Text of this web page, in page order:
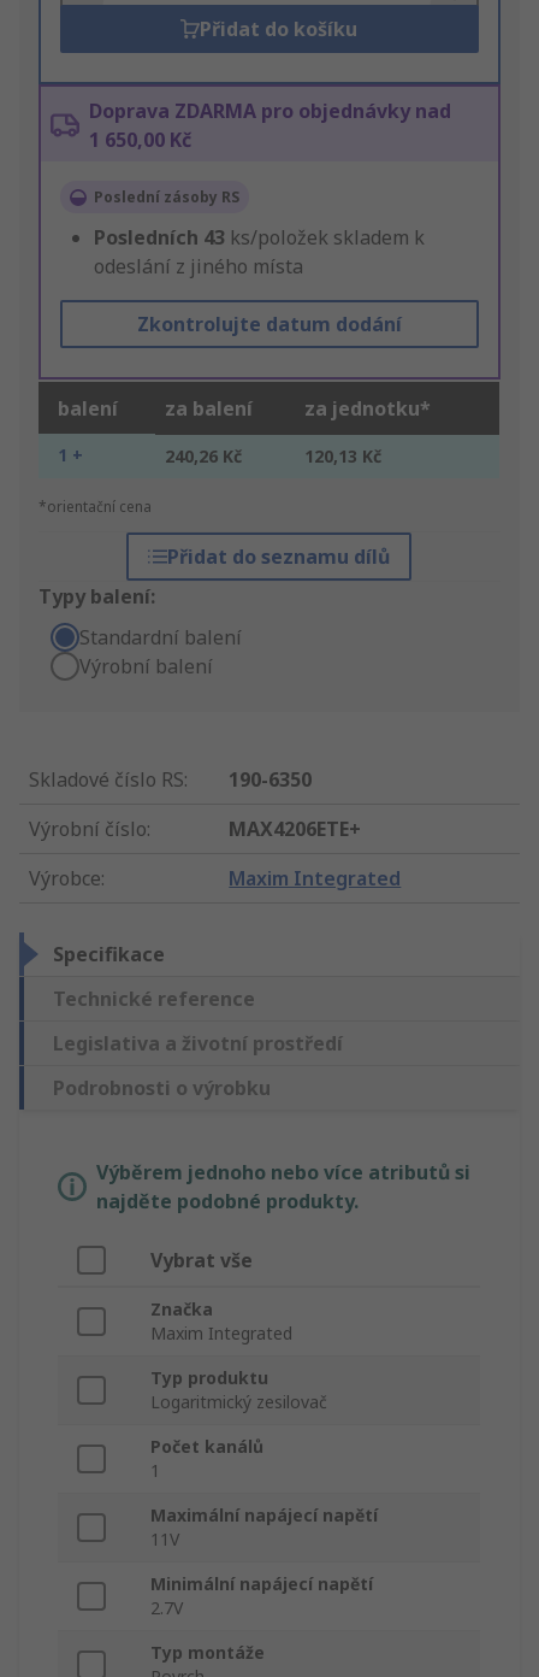
Přidat do košíku
Doprava ZDARMA pro objednávky nad
1 650,00 Kč
Poslední zásoby RS
Posledních 43 ks/položek skladem k
odeslání z jiného místa
Zkontrolujte datum dodání
balení za balení za jednotku*
1 + 240,26 Kč 120,13 Kč
*orientační cena
Přidat do seznamu dílů
Typy balení:
Standardní balení
Výrobní balení
Skladové číslo RS:
190-6350
Výrobní číslo:
MAX4206ETE+
Výrobce: Maxim Integrated
Specifikace
Technické reference
Legislativa a životní prostředí
Podrobnosti o výrobku
Výběrem jednoho nebo více atributů si
najděte podobné produkty.
Vybrat vše
Značka
Maxim Integrated
Typ produktu
Logaritmický zesilovač
Počet kanálů
1
Maximální napájecí napětí
11V
Minimální napájecí napětí
2.7V
Typ montáže